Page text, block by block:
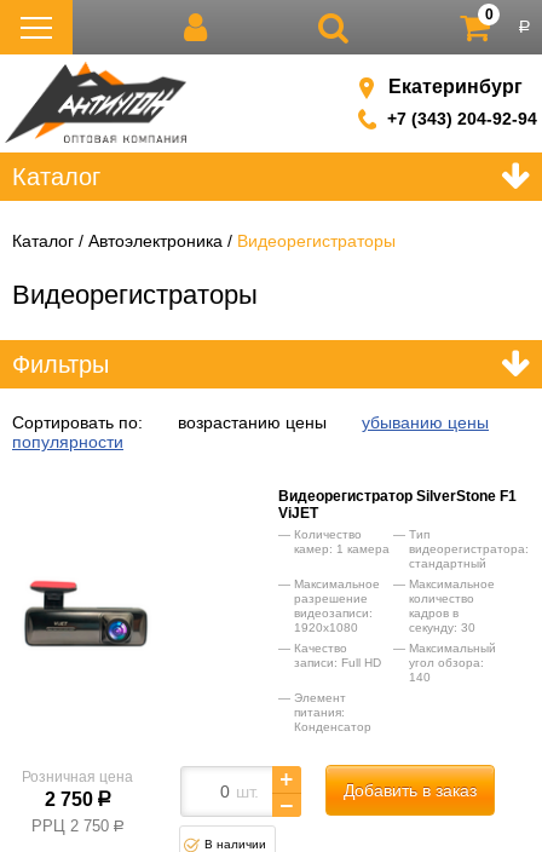
0
р
Екатеринбург
+7 (343) 204-92-94
Каталог
Каталог Автоэлектроника Видеорегистраторы
Видеорегистраторы
Фильтры
Сортировать по: возрастанию цены
убыванию цены
популярности
Видеорегистратор SilverStone F1
ViJET
Количество
камер: 1 камера
Тип
видеорегистратора:
стандартный
Максимальное
разрешение
видеозаписи:
1920x1080
Максимальное
количество
кадров в
секунду: 30
Качество
записи: Full HD
Максимальный
угол обзора:
140
Элемент
питания:
Конденсатор
Розничная цена
2 750 р
РРЦ 2 750 р
шт. Добавить в заказ
В наличии